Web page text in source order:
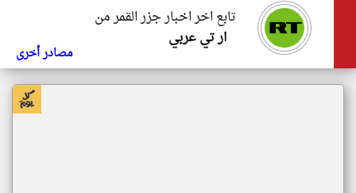
تابع اخر اخبار جزر القمر من
ار تي عربي
مصادر أخرى